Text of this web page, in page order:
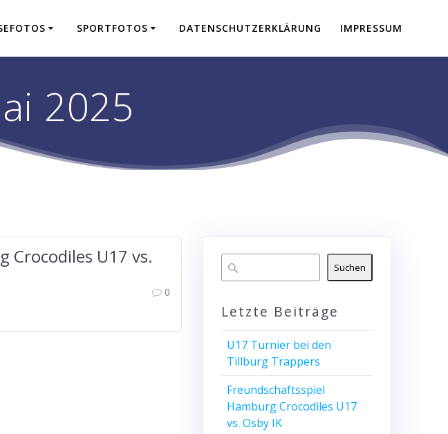
SPORTFOTOS DATENSCHUTZERKLÄRUNG IMPRESSUM
2025
Crocodiles U17 vs.
0
Suchen
Letzte Beiträge
U17 Turnier bei den
Tillburg Trappers
Freundschaftsspiel
Hamburg Crocodiles U17
vs. Osby IK